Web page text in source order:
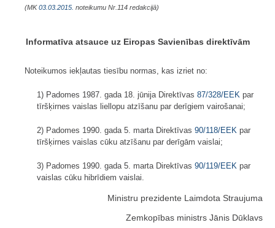
(MK03.03.2015. noteikumu Nr.114 redakcijā)
Informatīva atsauce uz Eiropas Savienības direktīvām
Noteikumos iekļautas tiesību normas, kas izriet no:
1) Padomes 1987. gada 18. jūnija Direktīvas 87/328/EEK par
tīršķirnes vaislas liellopu atzīšanu par derīgiem vairošanai;
2) Padomes 1990. gada 5. marta Direktīvas 90/118/EEK par
tīršķirnes vaislas cūku atzīšanu par derīgām vaislai;
3) Padomes 1990. gada 5. marta Direktīvas 90/119/EEK par
vaislas cūku hibrīdiem vaislai.
Ministru prezidente Laimdota Straujuma
Zemkopības ministrs Jānis Dūklavs